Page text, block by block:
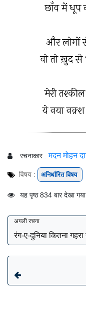
छाँव में धूप
और लोगों
वो तो ख़ुद से
मेरी
ये नया नक़्श
रचनाकार : मदन मोहन
विषय : अनिर्धारित विषय
यह पृष्ठ 834 बार देखा
अगली रचना
रंग-ए-दुनिया कितना गहरा